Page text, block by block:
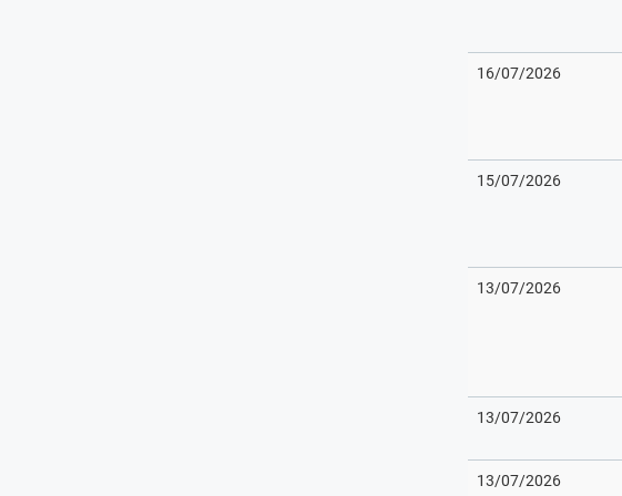
16/07/2026
15/07/2026
13/07/2026
13/07/2026
13/07/2026